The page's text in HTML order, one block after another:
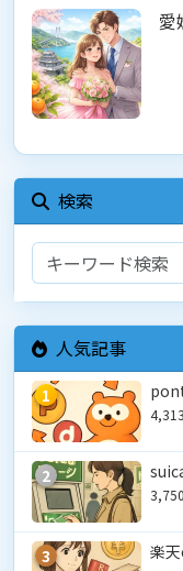
愛
検索
人気記事
1
2
3 楽